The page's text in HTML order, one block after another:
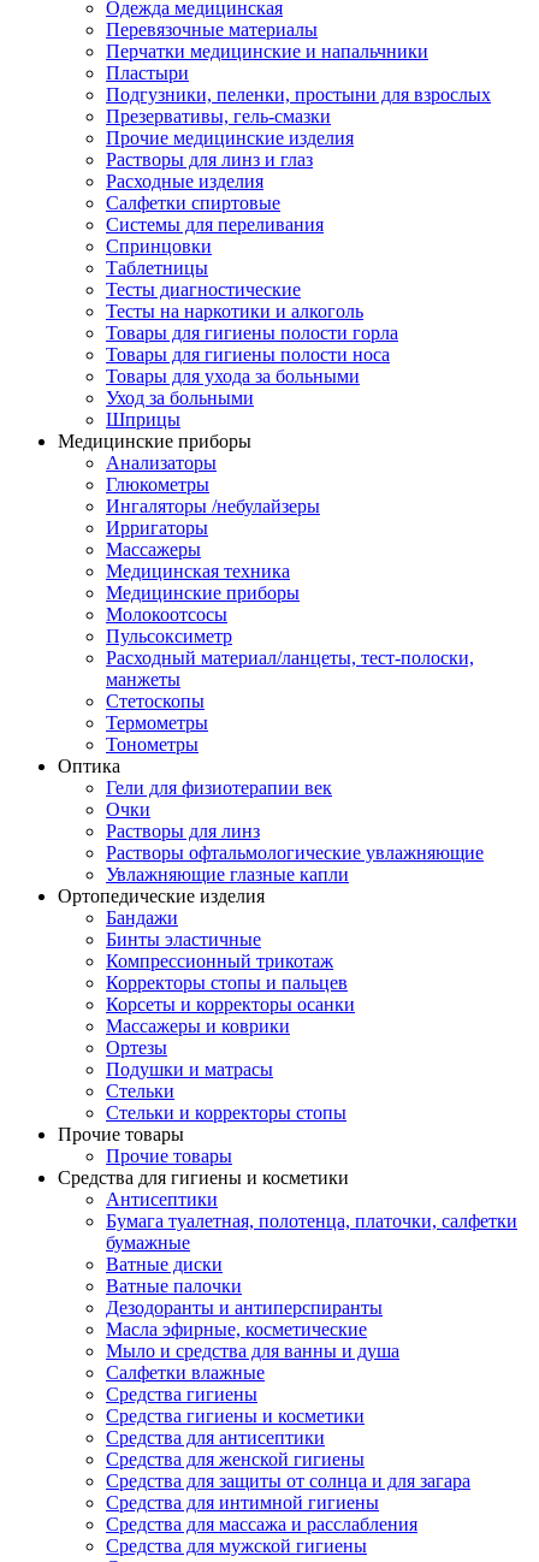
Одежда медицинская
Перевязочные материалы
Перчатки медицинские и напальчники
Пластыри
Подгузники, пеленки, простыни для взрослых
Презервативы, гель-смазки
Прочие медицинские изделия
Растворы для линз и глаз
Расходные изделия
Салфетки спиртовые
Системы для переливания
Спринцовки
Таблетницы
Тесты диагностические
Тесты на наркотики и алкоголь
Товары для гигиены полости горла
Товары для гигиены полости носа
Товары для ухода за больными
Уход за больными
Шприцы
Медицинские приборы
Анализаторы
Глюкометры
Ингаляторы /небулайзеры
Ирригаторы
Массажеры
Медицинская техника
Медицинские приборы
Молокоотсосы
Пульсоксиметр
Расходный материал/ланцеты, тест-полоски,
манжеты
Стетоскопы
Термометры
Тонометры
Оптика
Гели для физиотерапии век
Очки
Растворы для линз
Растворы офтальмологические увлажняющие
Увлажняющие глазные капли
Ортопедические изделия
Бандажи
Бинты эластичные
Компрессионный трикотаж
Корректоры стопы и пальцев
Корсеты и корректоры осанки
Массажеры и коврики
Ортезы
Подушки и матрасы
Стельки
Стельки и корректоры стопы
Прочие товары
Прочие товары
Средства для гигиены и косметики
Антисептики
Бумага туалетная, полотенца, платочки, салфетки
бумажные
Ватные диски
Ватные палочки
Дезодоранты и антиперспиранты
Масла эфирные, косметические
Мыло и средства для ванны и душа
Салфетки влажные
Средства гигиены
Средства гигиены и косметики
Средства для антисептики
Средства для женской гигиены
Средства для защиты от солнца и для загара
Средства для интимной гигиены
Средства для массажа и расслабления
Средства для мужской гигиены